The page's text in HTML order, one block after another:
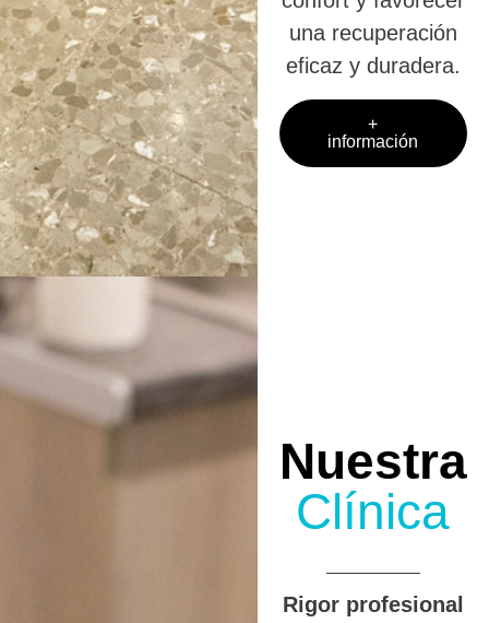
una recuperación
eficaz y duradera.
+
información
Nuestra
Clínica
Rigor profesional